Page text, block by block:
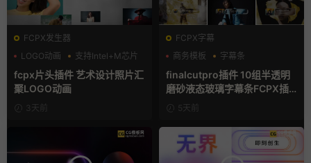
FCPX发生器
LOGO动画
支持Intel+M芯片
汇聚
fcpx片头插件 艺术设计照片汇
聚LOGO动画
3天前
FCPX字幕
商务模板
字幕条
finalcutpro插件 10组半透明
磨砂液态玻璃字幕条FCPX插
5天前